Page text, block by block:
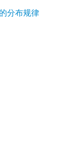
分布规律